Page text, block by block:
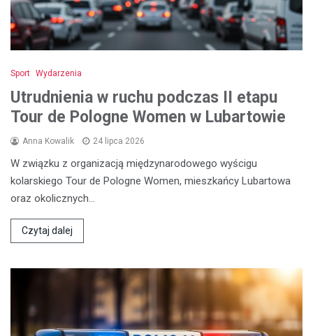
Sport Wydarzenia
Utrudnienia w ruchu podczas II etapu
Tour de Pologne Women w Lubartowie
Anna Kowalik 24 lipca 2026
W związku z organizacją międzynarodowego wyścigu
kolarskiego Tour de Pologne Women, mieszkańcy Lubartowa
oraz okolicznych…
Czytaj dalej